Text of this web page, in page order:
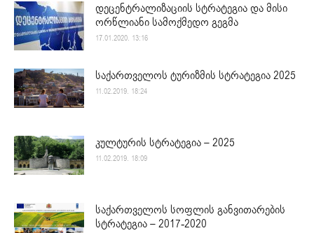
დეცენტრალიზაციის სტრატეგია და მისი
ორწლიანი სამოქმედო გეგმა
17.01.2020. 13:16
საქართველოს ტურიზმის სტრატეგია 2025
11.02.2019. 18:24
კულტურის სტრატეგია – 2025
11.02.2019. 18:09
საქართველოს სოფლის განვითარების
სტრატეგია – 2017-2020